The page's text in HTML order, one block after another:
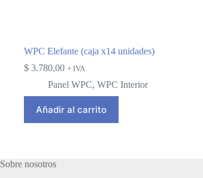
WPC Elefante (caja x14 unidades)
$ 3.780,00 + IVA
Panel WPC, WPC Interior
Añadir al carrito
Sobre nosotros